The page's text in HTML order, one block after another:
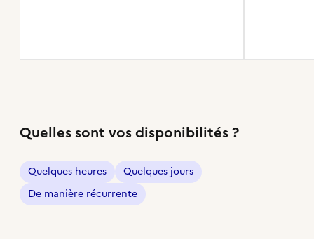
Quelles sont vos disponibilités ?
Quelques heures
Quelques jours
De manière récurrente